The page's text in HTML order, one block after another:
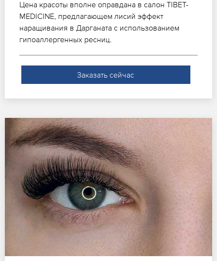
Цена красоты вполне оправдана в салон TIBET-
MEDICINE, предлагающем лисий эффект
наращивания в Дарганата с использованием
гипоаллергенных ресниц.
Заказать сейчас